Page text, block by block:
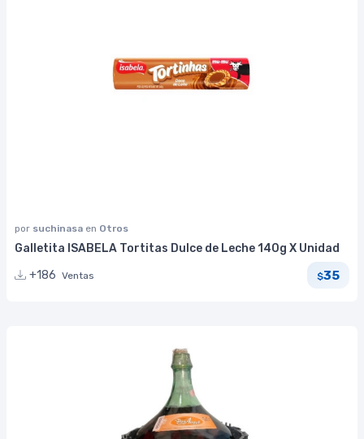
por suchinasa en Otros
Galletita ISABELA Tortitas Dulce de Leche 140g X Unidad
+186 Ventas $35